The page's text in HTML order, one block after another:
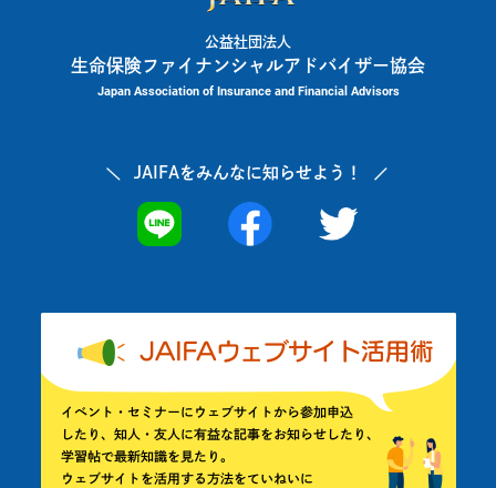
公益社団法人
生命保険ファイナンシャルアドバイザー協会
Japan Association of Insurance and Financial Advisors
JAIFAをみんなに知らせよう！